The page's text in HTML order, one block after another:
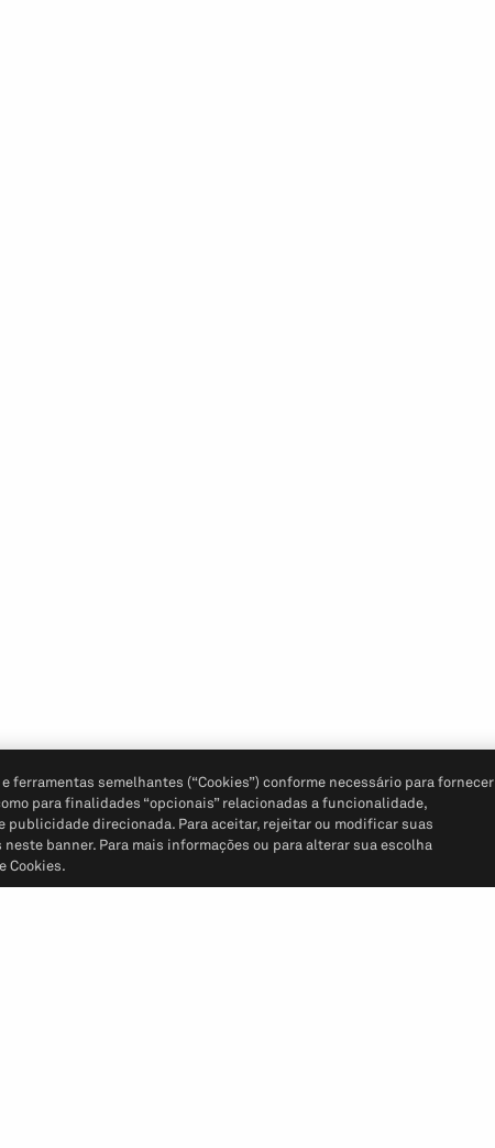
ferramentas semelhantes (“Cookies”) conforme necessário para fornecer
para finalidades “opcionais” relacionadas a funcionalidade,
publicidade direcionada. Para aceitar, rejeitar ou modificar suas
banner. Para mais informações ou para alterar sua escolha
Cookies.